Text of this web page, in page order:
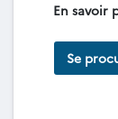
En savoir
Se